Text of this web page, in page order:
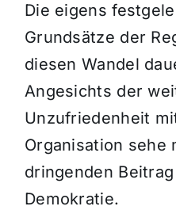
Die eigens
Grundsätze der
diesen Wandel
Angesichts der
Unzufriedenheit
Organisation sehe
dringenden
Demokratie.